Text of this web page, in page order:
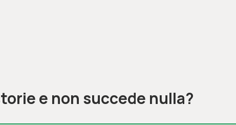
e non succede nulla?